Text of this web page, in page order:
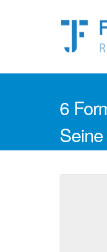
6
Seine